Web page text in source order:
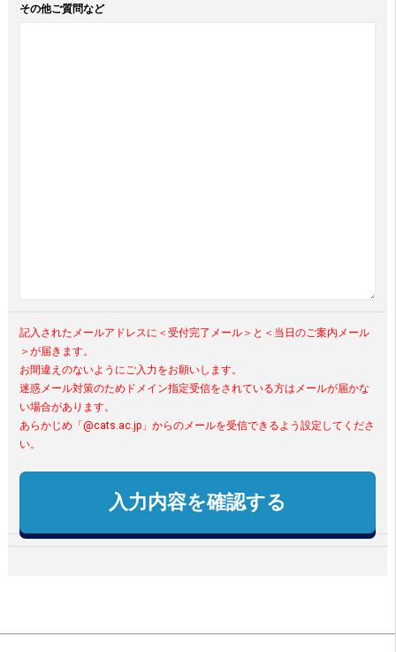
その他ご質問など
記入されたメールアドレスに＜受付完了メール＞と＜当日のご案内メール
＞が届きます。
お間違えのないようにご入力をお願いします。
迷惑メール対策のためドメイン指定受信をされている方はメールが届かな
い場合があります。
あらかじめ「@cats.ac.jp」からのメールを受信できるよう設定してくださ
い。